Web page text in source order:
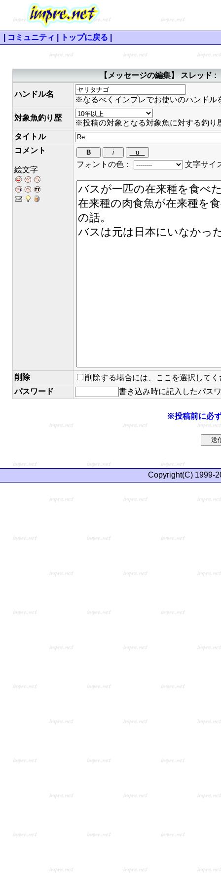
コミュニティ トップに戻る
【メッセージの編集】 スレッド
ハンドル名
※なるべくインプレでお使いのハンドル
対象魚釣り歴
※投稿の対象となる対象魚に対する釣り
タイトル
コメント
絵文字
フォントの色： 文字サイ
削除
削除する場合には、ここを選択してく
パスワード
書き込み時に記入したパス
※投稿前に必
Copyright(C) 1999-